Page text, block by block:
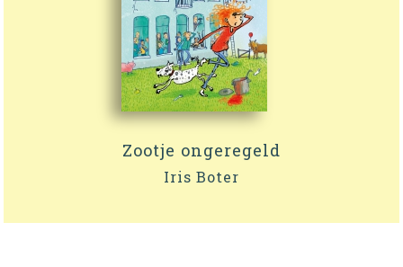
Zootje ongeregeld
Iris Boter